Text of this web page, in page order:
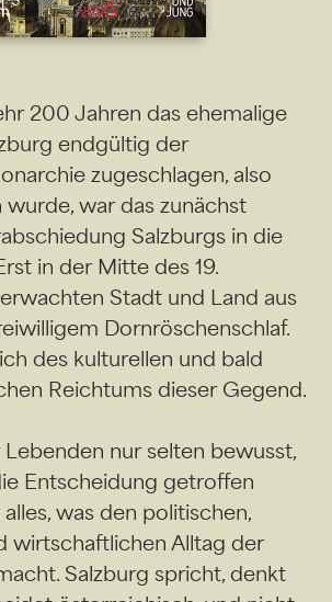
200 Jahren das ehemalige
endgültig der
zugeschlagen, also
war das zunächst
Salzburgs in die
in der Mitte des 19.
Stadt und Land aus
Dornröschenschlaf.
des kulturellen und bald
Reichtums dieser Gegend.
Lebenden nur selten bewusst,
Entscheidung getroffen
was den politischen,
wirtschaftlichen Alltag der
Salzburg spricht, denkt